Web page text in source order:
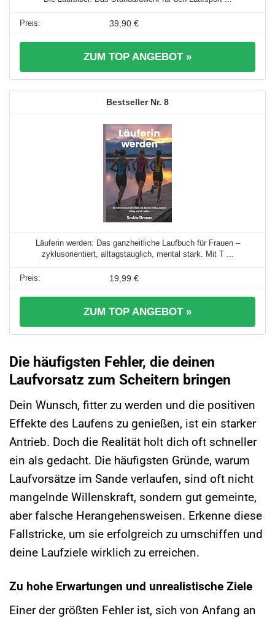
39,90 €
ZUM TOP ANGEBOT »
8
Läuferin werden: Das ganzheitliche Laufbuch für Frauen –
zyklusorientiert, alltagstauglich, mental stark. Mit T ...
19,99 €
ZUM TOP ANGEBOT »
Die häufigsten Fehler, die deinen
Laufvorsatz zum Scheitern bringen
Dein Wunsch, fitter zu werden und die positiven
Effekte des Laufens zu genießen, ist ein starker
Antrieb. Doch die Realität holt dich oft schneller
ein als gedacht. Die häufigsten Gründe, warum
Laufvorsätze im Sande verlaufen, sind oft nicht
mangelnde Willenskraft, sondern gut gemeinte,
aber falsche Herangehensweisen. Erkenne diese
Fallstricke, um sie erfolgreich zu umschiffen und
deine Laufziele wirklich zu erreichen.
Zu hohe Erwartungen und unrealistische Ziele
Einer der größten Fehler ist, sich von Anfang an